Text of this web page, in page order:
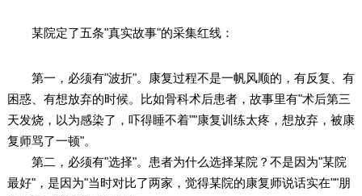
某院定了五条"真实故事"的采集红线：
第一，必须有"波折"。康复过程不是一帆风顺的，有反复、有
困惑、有想放弃的时候。比如骨科术后患者，故事里有"术后第三
天发烧，以为感染了，吓得睡不着""康复训练太疼，想放弃，被康
复师骂了一顿"。
第二，必须有"选择"。患者为什么选择某院？不是因为"某院
最好"，是因为"当时对比了两家，觉得某院的康复师说话实在""朋